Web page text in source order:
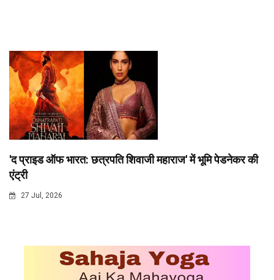
'द प्राइड ऑफ भारत: छत्रपति शिवाजी महाराज' में भूमि पेडनेकर की
एंट्री
27 Jul, 2026